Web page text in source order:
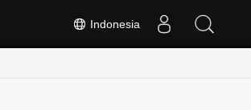
Indonesia